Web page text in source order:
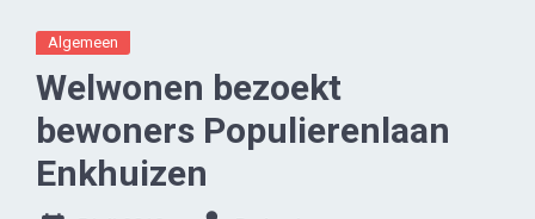
Algemeen
Welwonen bezoekt
bewoners Populierenlaan
Enkhuizen